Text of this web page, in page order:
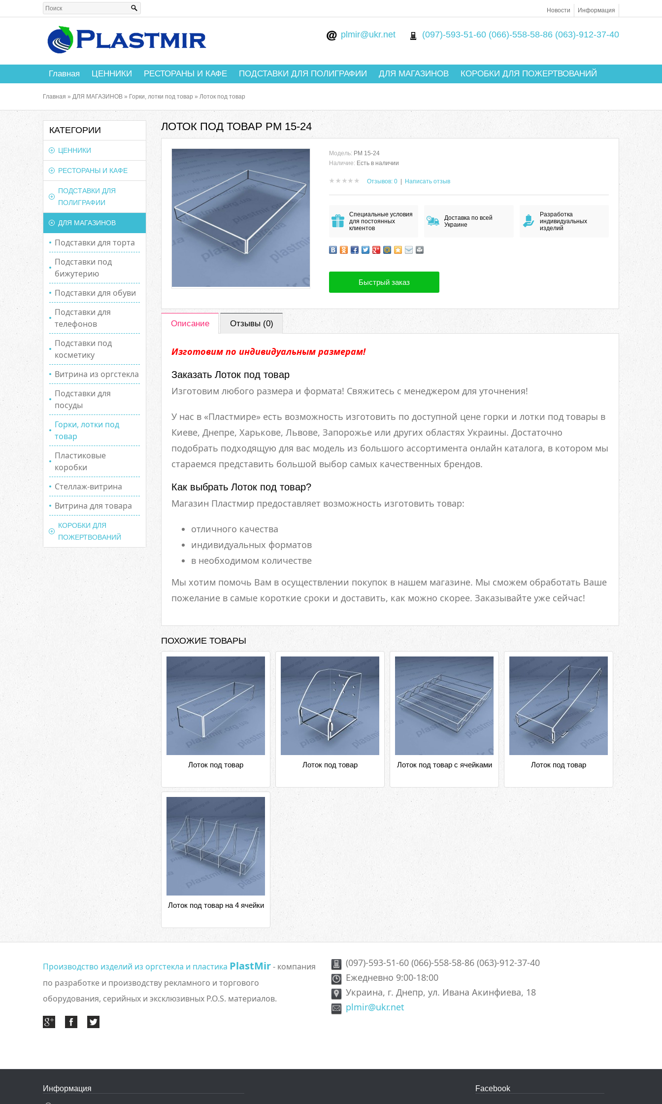
Информация
Новости
plmir@ukr.net (097)-593-51-60 (066)-558-58-86 (063)-912-37-40
Главная ЦЕННИКИ РЕСТОРАНЫ И КАФЕ ПОДСТАВКИ ДЛЯ ПОЛИГРАФИИ ДЛЯ МАГАЗИНОВ КОРОБКИ ДЛЯ ПОЖЕРТВОВАНИЙ
Главная » ДЛЯ МАГАЗИНОВ » Горки, лотки под товар » Лоток под товар
КАТЕГОРИИ
ЦЕННИКИ
РЕСТОРАНЫ И КАФЕ
ПОДСТАВКИ ДЛЯ
ПОЛИГРАФИИ
ДЛЯ МАГАЗИНОВ
Подставки для торта
Подставки под
бижутерию
Подставки для обуви
Подставки для
телефонов
Подставки под
косметику
Витрина из оргстекла
Подставки для
посуды
Горки, лотки под
товар
Пластиковые
коробки
Стеллаж-витрина
Витрина для товара
КОРОБКИ ДЛЯ
ПОЖЕРТВОВАНИЙ
ЛОТОК ПОД ТОВАР РМ 15-24
Модель: РМ 15-24
Наличие: Есть в наличии
Отзывов: 0 Написать отзыв
Специальные условия
для постоянных
клиентов
Доставка по всей
Украине
Разработка
индивидуальных
изделий
Быстрый заказ
Описание Отзывы (0)
Изготовим по индивидуальным размерам!
Заказать Лоток под товар
Изготовим любого размера и формата! Свяжитесь с менеджером для уточнения!
У нас в «Пластмире» есть возможность изготовить по доступной цене горки и лотки под товары в
Киеве, Днепре, Харькове, Львове, Запорожье или других областях Украины. Достаточно
подобрать подходящую для вас модель из большого ассортимента онлайн каталога, в котором мы
стараемся представить большой выбор самых качественных брендов.
Как выбрать Лоток под товар?
Магазин Пластмир предоставляет возможность изготовить товар:
отличного качества
индивидуальных форматов
в необходимом количестве
Мы хотим помочь Вам в осуществлении покупок в нашем магазине. Мы сможем обработать Ваше
пожелание в самые короткие сроки и доставить, как можно скорее. Заказывайте уже сейчас!
ПОХОЖИЕ ТОВАРЫ
Лоток под товар Лоток под товар Лоток под товар с ячейками Лоток под товар
Лоток под товар на 4 ячейки
Производство изделий из оргстекла и пластика PlastMir- компания
по разработке и производству рекламного и торгового
оборудования, серийных и эксклюзивных P.O.S. материалов.
(097)-593-51-60 (066)-558-58-86 (063)-912-37-40
Ежедневно 9:00-18:00
Украина, г. Днепр, ул. Ивана Акинфиева, 18
plmir@ukr.net
Информация Facebook